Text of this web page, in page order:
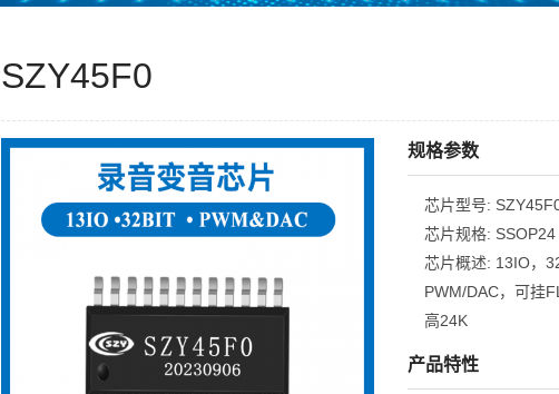
SZY45F0
规格参数
芯片型号:
芯片规格: SSOP24
芯片概述: 13IO，
PWM/DAC，可挂
高24K
产品特性